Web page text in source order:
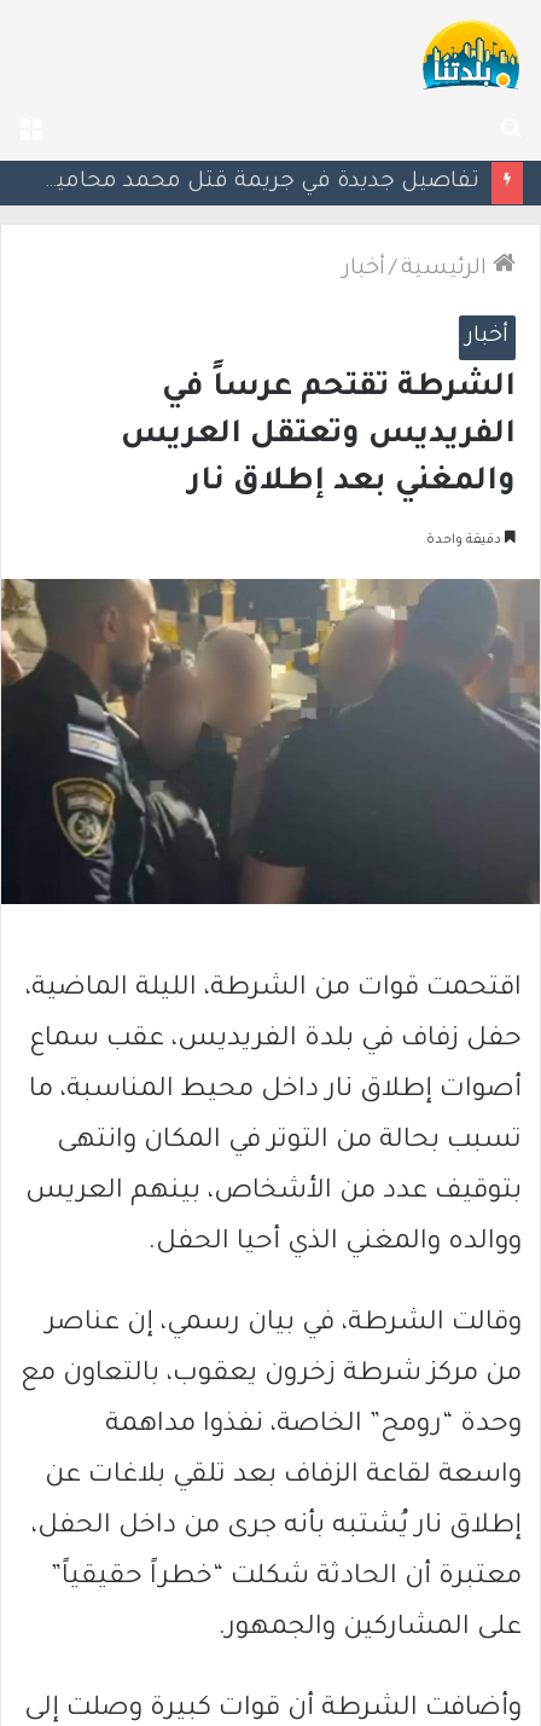
عن
“من كل صورة أموال”.. اتهامات للشرطة بعد تشديد آلية كاميرات السرعة
الرئيسية / أخبار
أخبار
الشرطة تقتحم عرساً في
الفريديس وتعتقل العريس
والمغني بعد إطلاق نار
دقيقة واحدة
اقتحمت قوات من الشرطة، الليلة الماضية،
حفل زفاف في بلدة الفريديس، عقب سماع
أصوات إطلاق نار داخل محيط المناسبة، ما
تسبب بحالة من التوتر في المكان وانتهى
بتوقيف عدد من الأشخاص، بينهم العريس
ووالده والمغني الذي أحيا الحفل.
وقالت الشرطة، في بيان رسمي، إن عناصر
من مركز شرطة زخرون يعقوب، بالتعاون مع
وحدة “رومح” الخاصة، نفذوا مداهمة
واسعة لقاعة الزفاف بعد تلقي بلاغات عن
إطلاق نار يُشتبه بأنه جرى من داخل الحفل،
معتبرة أن الحادثة شكلت “خطراً حقيقياً”
على المشاركين والجمهور.
وأضافت الشرطة أن قوات كبيرة وصلت إلى